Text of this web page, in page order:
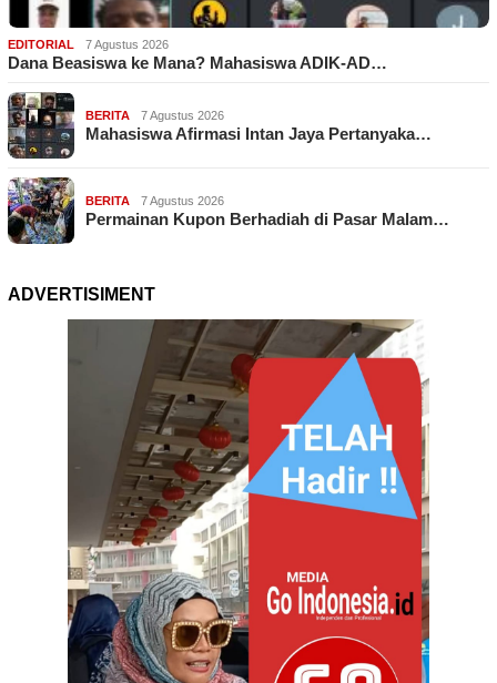
EDITORIAL 7 Agustus 2026
Dana Beasiswa ke Mana? Mahasiswa ADIK-AD…
BERITA 7 Agustus 2026
Mahasiswa Afirmasi Intan Jaya Pertanyaka…
BERITA 7 Agustus 2026
Permainan Kupon Berhadiah di Pasar Malam…
ADVERTISIMENT